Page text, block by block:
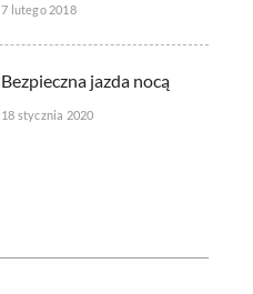
7 lutego 2018
Bezpieczna jazda nocą
18 stycznia 2020